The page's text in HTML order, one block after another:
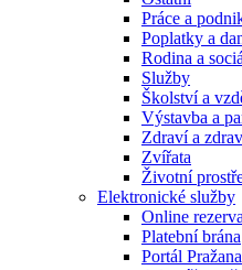
Práce a
Poplatky a
Rodina a
Služby
Školství a
Výstavba a
Zdraví a
Zvířata
Životní
Elektronické služby
Online
Platební brána
Portál Pražana